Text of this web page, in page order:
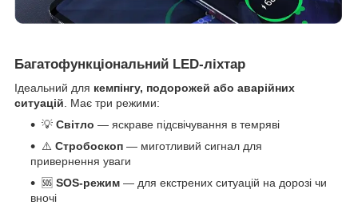
Багатофункціональний LED-ліхтар
Ідеальний для кемпінгу, подорожей або аварійних
ситуацій. Має три режими:
💡 Світло — яскраве підсвічування в темряві
⚠️ Стробоскоп — миготливий сигнал для
привернення уваги
🆘 SOS-режим — для екстрених ситуацій на дорозі чи
вночі